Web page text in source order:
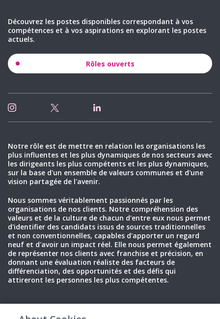
Découvrez les postes disponibles correspondant à vos
compétences et à vos aspirations en explorant les postes
actuels.
Rôles ouverts
Notre rôle est de mettre en relation les organisations les
plus influentes et les plus dynamiques de nos secteurs avec
les dirigeants les plus compétents et les plus dynamiques,
sur la base d'un ensemble de valeurs communes et d'une
vision partagée de l'avenir.
Nous sommes véritablement passionnés par les
organisations de nos clients. Notre compréhension des
valeurs et de la culture de chacun d'entre eux nous permet
d'identifier des candidats issus de sources traditionnelles
et non conventionnelles, capables d'apporter un regard
neuf et d'avoir un impact réel. Elle nous permet également
de représenter nos clients avec franchise et précision, en
donnant une évaluation réaliste des facteurs de
différenciation, des opportunités et des défis qui
attireront les personnes les plus compétentes.